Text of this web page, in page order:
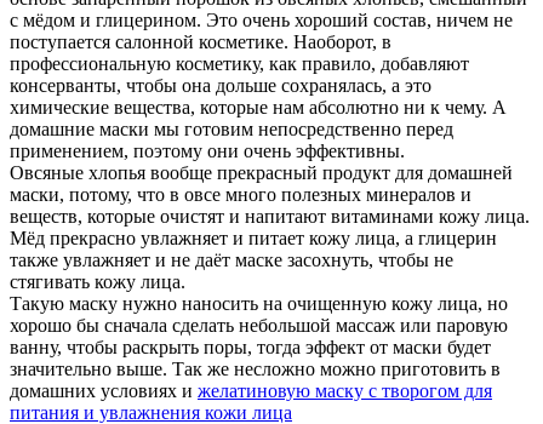
с мёдом и глицерином. Это очень хороший состав, ничем не
поступается салонной косметике. Наоборот, в
профессиональную косметику, как правило, добавляют
консерванты, чтобы она дольше сохранялась, а это
химические вещества, которые нам абсолютно ни к чему. А
домашние маски мы готовим непосредственно перед
применением, поэтому они очень эффективны.
Овсяные хлопья вообще прекрасный продукт для домашней
маски, потому, что в овсе много полезных минералов и
веществ, которые очистят и напитают витаминами кожу лица.
Мёд прекрасно увлажняет и питает кожу лица, а глицерин
также увлажняет и не даёт маске засохнуть, чтобы не
стягивать кожу лица.
Такую маску нужно наносить на очищенную кожу лица, но
хорошо бы сначала сделать небольшой массаж или паровую
ванну, чтобы раскрыть поры, тогда эффект от маски будет
значительно выше. Так же несложно можно приготовить в
домашних условиях и желатиновую маску с творогом для
питания и увлажнения кожи лица